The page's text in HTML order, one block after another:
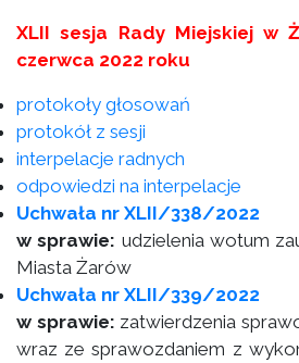
XLII sesja Rady Miejskiej w
czerwca 2022 roku
protokoły głosowań
protokół z sesji
interpelacje radnych
odpowiedzi na interpelacje
Uchwała nr XLII/338/2022
w sprawie: udzielenia wotum
Miasta Żarów
Uchwała nr XLII/339/2022
w sprawie: zatwierdzenia
wraz ze sprawozdaniem z